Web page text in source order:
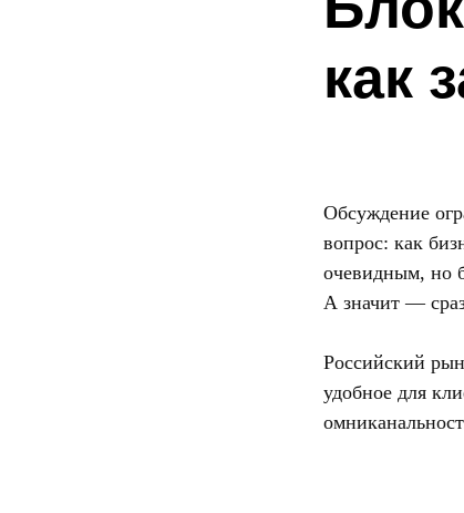
как
Обсуждение
вопрос: как
очевидным, но
А значит —
Российский
удобное для